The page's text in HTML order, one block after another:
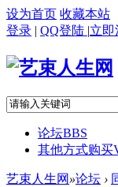
设为首页 收藏本站
登录 | QQ登陆 |立即
论坛BBS
其他方式购买
艺束人生网 »论坛 ›